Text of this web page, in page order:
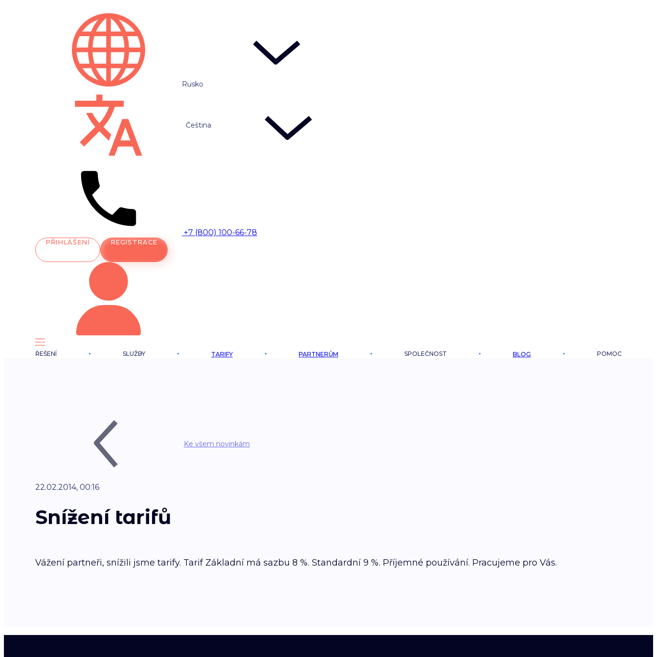
Rusko
Čeština
+7 (800) 100-66-78
PŘIHLÁŠENÍ REGISTRACE
ŘEŠENÍ SLUŽBY TARIFY PARTNERŮM SPOLEČNOST BLOG POMOC
Ke všem novinkám
22.02.2014, 00:16
Snížení tarifů
Vážení partneři, snížili jsme tarify. Tarif Základní má sazbu 8 %. Standardní 9 %. Příjemné používání. Pracujeme pro Vás.